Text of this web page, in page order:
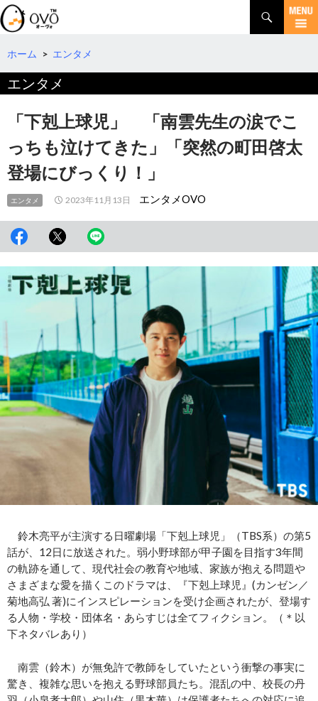
検
索
コ
テ
へ
ホーム > エンタメ
エンタメ
「下剋上球児」 「南雲先生の涙でこ
っちも泣けてきた」「突然の町田啓太
登場にびっくり！」
エンタメ 2023年11月13日 エンタメOVO
鈴木亮平が主演する日曜劇場「下剋上球児」（TBS系）の第5
話が、12日に放送された。弱小野球部が甲子園を目指す3年間
の軌跡を通して、現代社会の教育や地域、家族が抱える問題や
さまざまな愛を描くこのドラマは、『下剋上球児』(カンゼン／
菊地高弘 著)にインスピレーションを受け企画されたが、登場す
る人物・学校・団体名・あらすじは全てフィクション。（＊以
下ネタバレあり）
南雲（鈴木）が無免許で教師をしていたという衝撃の事実に
驚き、複雑な思いを抱える野球部員たち。混乱の中、校長の丹